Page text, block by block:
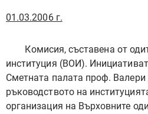
01.03.2006 г.
Комисия, съставена от
институция (ВОИ).
Сметната палата проф.
ръководството на
организация на Върховните